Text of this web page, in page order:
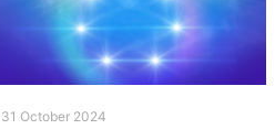
31 October 2024